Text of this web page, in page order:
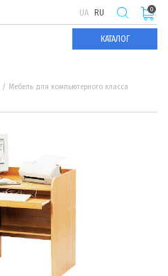
UA RU
КАТАЛОГ
0
Мебель для компьютерного класса